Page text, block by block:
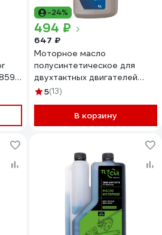
-24%
494 ₽
647 ₽
Моторное масло
полусинтетическое для
двухтактных двигателей
Супер 2Т 1 л LUXE 582
5(13)
В корзину